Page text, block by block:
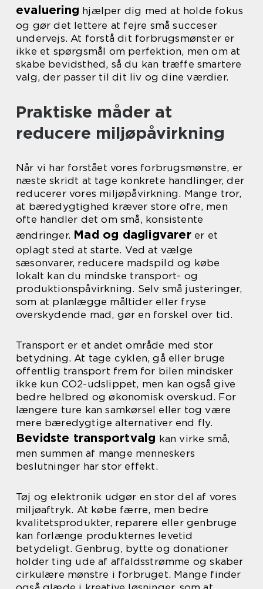
evaluering hjælper dig med at holde fokus
og gør det lettere at fejre små succeser
undervejs. At forstå dit forbrugsmønster er
ikke et spørgsmål om perfektion, men om at
skabe bevidsthed, så du kan træffe smartere
valg, der passer til dit liv og dine værdier.
Praktiske måder at
reducere miljøpåvirkning
Når vi har forstået vores forbrugsmønstre, er
næste skridt at tage konkrete handlinger, der
reducerer vores miljøpåvirkning. Mange tror,
at bæredygtighed kræver store ofre, men
ofte handler det om små, konsistente
ændringer. Mad og dagligvarerer et
oplagt sted at starte. Ved at vælge
sæsonvarer, reducere madspild og købe
lokalt kan du mindske transport- og
produktionspåvirkning. Selv små justeringer,
som at planlægge måltider eller fryse
overskydende mad, gør en forskel over tid.
Transport er et andet område med stor
betydning. At tage cyklen, gå eller bruge
offentlig transport frem for bilen mindsker
ikke kun CO2-udslippet, men kan også give
bedre helbred og økonomisk overskud. For
længere ture kan samkørsel eller tog være
mere bæredygtige alternativer end fly.
Bevidste transportvalg kan virke små,
men summen af mange menneskers
beslutninger har stor effekt.
Tøj og elektronik udgør en stor del af vores
miljøaftryk. At købe færre, men bedre
kvalitetsprodukter, reparere eller genbruge
kan forlænge produkternes levetid
betydeligt. Genbrug, bytte og donationer
holder ting ude af affaldsstrømme og skaber
cirkulære mønstre i forbruget. Mange finder